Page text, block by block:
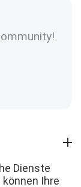
Dienste
Ihre